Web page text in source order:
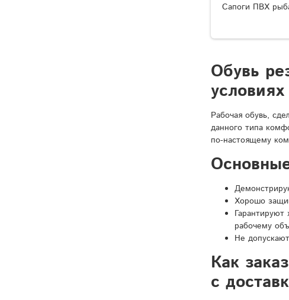
Сапоги ПВХ
Обувь
условиях
Рабочая обувь,
данного типа
по-настоящему
Хорошо
рабочему
Не
Как
с